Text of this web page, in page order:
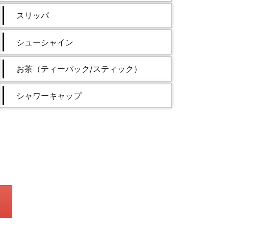
スリッパ
シューシャイン
お茶（ティーパック/スティック）
シャワーキャップ